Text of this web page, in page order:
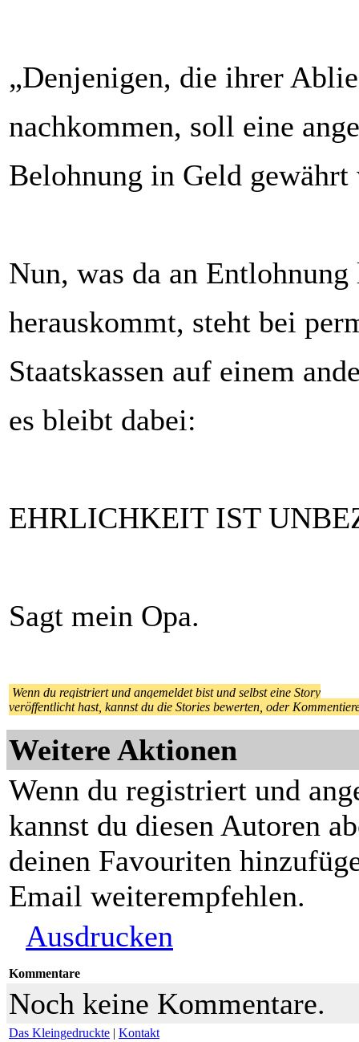
„Denjenigen, die ihrer
nachkommen, soll eine
Belohnung in Geld gewährt
Nun, was da an
herauskommt, steht bei
Staatskassen auf einem
es bleibt dabei:
EHRLICHKEIT IST
Sagt mein Opa.
Wenn du registriert und angemeldet bist und selbst eine Story
veröffentlicht hast, kannst du die Stories bewerten, oder
Weitere Aktionen
Wenn du registriert und
kannst du diesen Autoren
deinen Favouriten
Email weiterempfehlen.
Ausdrucken
Kommentare
Noch keine Kommentare.
Das Kleingedruckte | Kontakt